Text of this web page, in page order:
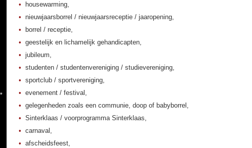
housewarming,
nieuwjaarsborrel / nieuwjaarsreceptie / jaaropening,
borrel / receptie,
geestelijk en lichamelijk gehandicapten,
jubileum,
studenten / studentenvereniging / studievereniging,
sportclub / sportvereniging,
evenement / festival,
gelegenheden zoals een communie, doop of babyborrel,
Sinterklaas / voorprogramma Sinterklaas,
carnaval,
afscheidsfeest,